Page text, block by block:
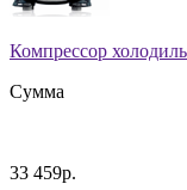
Компрессор
Сумма
33 459р.